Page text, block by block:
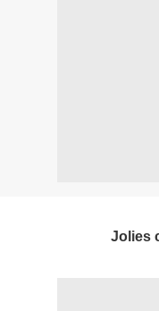
Jolies